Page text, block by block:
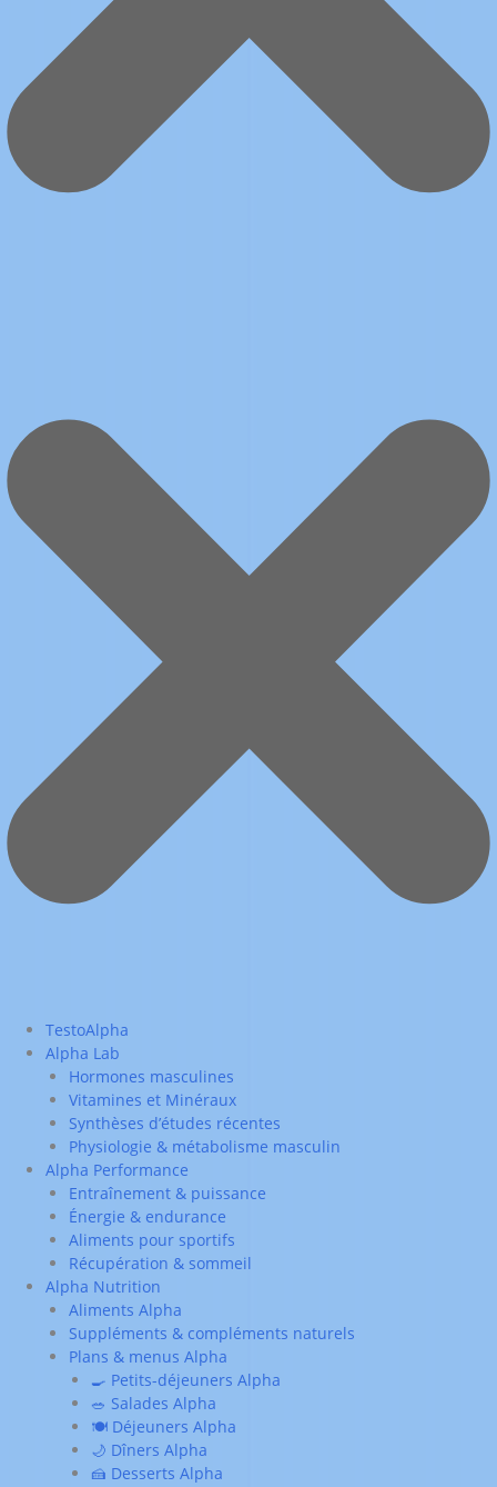
TestoAlpha
Alpha Lab
Hormones masculines
Vitamines et Minéraux
Synthèses d’études récentes
Physiologie & métabolisme masculin
Alpha Performance
Entraînement & puissance
Énergie & endurance
Aliments pour sportifs
Récupération & sommeil
Alpha Nutrition
Aliments Alpha
Suppléments & compléments naturels
Plans & menus Alpha
🍳 Petits-déjeuners Alpha
🥗 Salades Alpha
🍽️ Déjeuners Alpha
🌙 Dîners Alpha
🍰 Desserts Alpha